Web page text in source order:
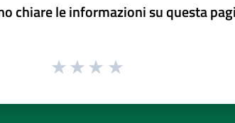
chiare le informazioni su questa